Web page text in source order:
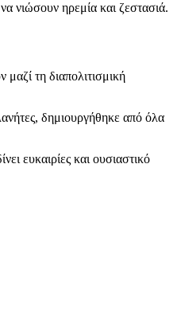
νιώσουν ηρεμία και ζεστασιά.
τη διαπολιτισμική
δημιουργήθηκε από όλα
ευκαιρίες και ουσιαστικό